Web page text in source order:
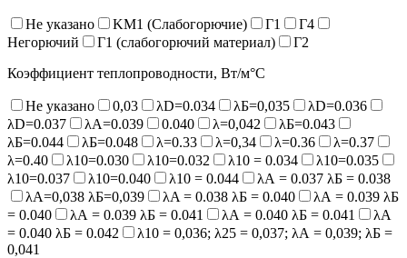
Не указано KM1 (Слабогорючие) Г1
Г4
Негорючий
Г1 (слабогорючий материал)
Г2
Коэффициент теплопроводности, Вт/м°С
Не указано 0,03 λD=0.034 λБ=0,035
λD=0.036
λD=0.037
λA=0.039 0.040 λ=0,042
λБ=0.043
λБ=0.044
λБ=0.048 λ=0.33 λ=0,34 λ=0.36
λ=0.37
λ=0.40
λ10=0.030 λ10=0.032 λ10 = 0.034
λ10=0.035
λ10=0.037
λ10=0.040 λ10 = 0.044
λА = 0.037 λБ = 0.038
λА=0,038 λБ=0,039
λA = 0.038 λБ = 0.040
λА = 0.039 λБ
= 0.040
λА = 0.039 λБ = 0.041 λА = 0.040 λБ = 0.041
λА
= 0.040 λБ = 0.042
λ10 = 0,036; λ25 = 0,037; λА = 0,039; λБ =
0,041